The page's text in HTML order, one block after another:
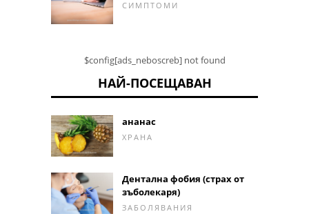
СИМПТОМИ
$config[ads_neboscreb] not found
НАЙ-ПОСЕЩАВАН
ананас
ХРАНА
Дентална фобия (страх от
зъболекаря)
ЗАБОЛЯВАНИЯ